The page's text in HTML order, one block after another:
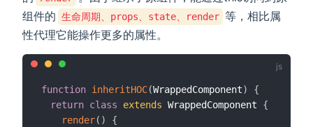
组件的 生命周期、props、state、render 等，相比属
性代理它能操作更多的属性。
function inheritHOC(WrappedComponent)
{
return class extends WrappedComponent {
render( )
{